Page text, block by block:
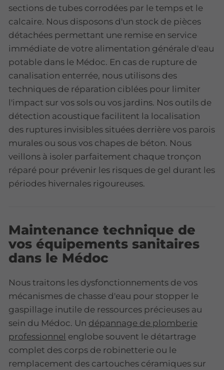
sections de tubes corrodées par le temps et le
calcaire. Nous disposons d'un stock de pièces
détachées permettant une remise en service
immédiate de votre alimentation générale d'eau
potable dans le Médoc. En cas de rupture de
canalisation enterrée, nous utilisons des
techniques de réparation ciblées pour limiter
l'impact sur vos sols ou vos jardins. Nos outils de
détection acoustique facilitent la localisation
des ruptures invisibles situées derrière vos parois
murales ou sous vos chapes de béton. Nous
veillons à isoler parfaitement chaque tronçon
réparé pour prévenir les risques de gel durant les
périodes hivernales rigoureuses.
Maintenance technique de
vos équipements sanitaires
dans le Médoc
Nous traitons les dysfonctionnements de vos
mécanismes de chasse d'eau pour stopper le
gaspillage inutile de ressources précieuses au
sein du Médoc. Un dépannage de plomberie
professionnel englobe souvent le détartrage
complet des corps de robinetterie ou le
remplacement des cartouches céramiques sur